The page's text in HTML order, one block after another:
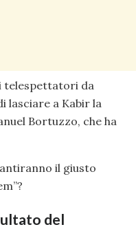
telespettatori da
lasciare a Kabir la
Bortuzzo, che ha
il giusto
del